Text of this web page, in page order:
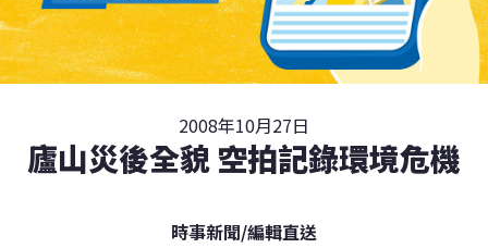
2008年10月27日
廬山災後全貌 空拍記錄環境危機
時事新聞/編輯直送